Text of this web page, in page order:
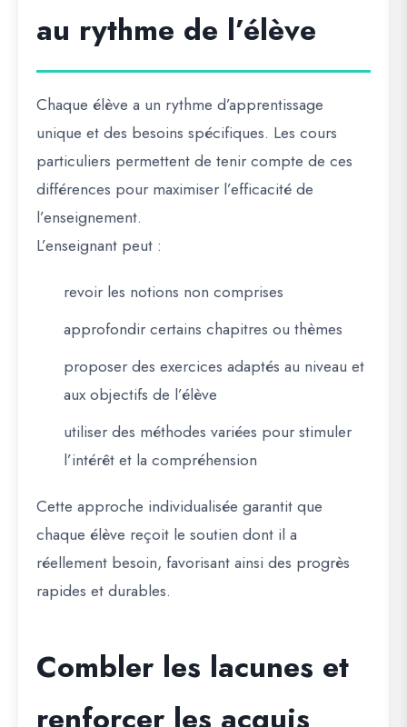
au rythme de l’élève
Chaque élève a un rythme d’apprentissage
unique et des besoins spécifiques. Les cours
particuliers permettent de tenir compte de ces
différences pour maximiser l’efficacité de
l’enseignement.
L’enseignant peut :
revoir les notions non comprises
approfondir certains chapitres ou thèmes
proposer des exercices adaptés au niveau et
aux objectifs de l’élève
utiliser des méthodes variées pour stimuler
l’intérêt et la compréhension
Cette approche individualisée garantit que
chaque élève reçoit le soutien dont il a
réellement besoin, favorisant ainsi des progrès
rapides et durables.
Combler les lacunes et